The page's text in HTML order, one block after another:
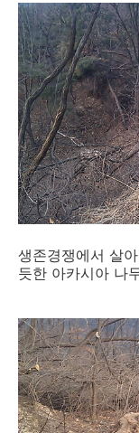
생존경쟁에서 살
듯한 아카시아 나